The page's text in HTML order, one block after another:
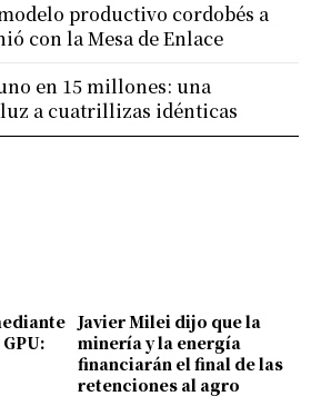
Javier Milei dijo que la
minería y la energía
financiarán el final de las
retenciones al agro
productivo cordobés a
con la Mesa de Enlace
en 15 millones: una
a cuatrillizas idénticas